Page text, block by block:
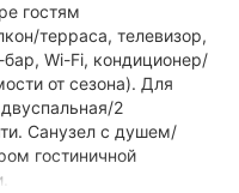
гостям
терраса, телевизор,
Wi-Fi, кондиционер/
от сезона). Для
2
Санузел с душем/
гостиничной